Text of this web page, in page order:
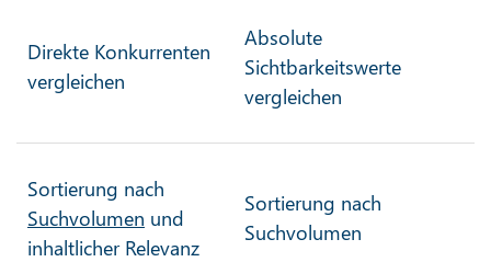
Direkte Konkurrenten
vergleichen
Absolute
Sichtbarkeitswerte
vergleichen
Sortierung nach
Suchvolumen und
inhaltlicher Relevanz
Sortierung nach
Suchvolumen